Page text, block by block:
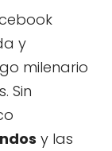
y
milenario
Sin
y las